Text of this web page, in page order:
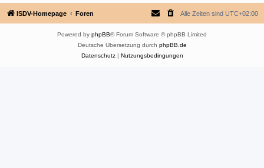
ISDV-Homepage Foren Alle Zeiten sind UTC+02:00
Powered by phpBB® Forum Software © phpBB Limited
Deutsche Übersetzung durch phpBB.de
Datenschutz| Nutzungsbedingungen